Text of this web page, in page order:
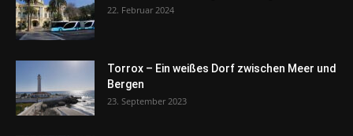
22. Februar 2024
Torrox – Ein weißes Dorf zwischen Meer und
Bergen
23. September 2023